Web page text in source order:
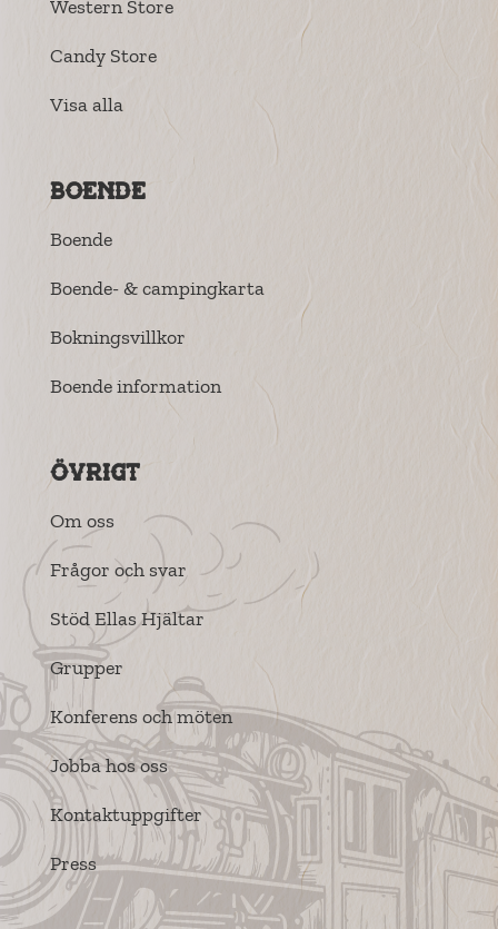
Western Store
Candy Store
Visa alla
Boende
Boende
Boende- & campingkarta
Bokningsvillkor
Boende information
Övrigt
Om oss
Frågor och svar
Stöd Ellas Hjältar
Grupper
Konferens och möten
Jobba hos oss
Kontaktuppgifter
Press